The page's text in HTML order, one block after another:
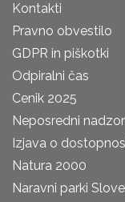
Kontakti
Pravno obvestilo
GDPR in piškotki
Odpiralni čas
Cenik 2025
Neposredni
Izjava o
Natura 2000
Naravni parki